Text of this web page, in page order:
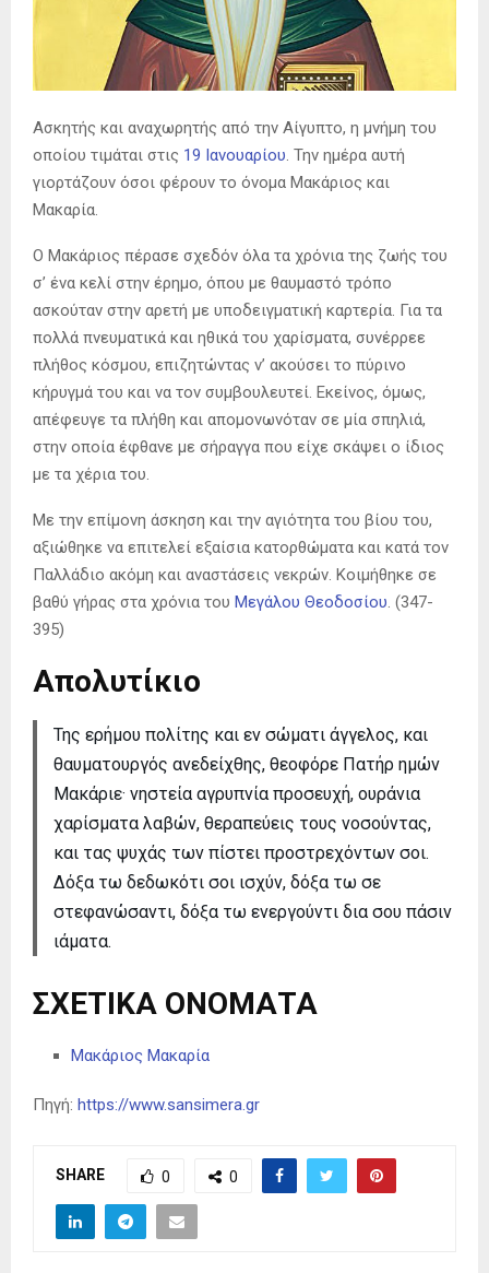
Ασκητής και αναχωρητής από την Αίγυπτο, η μνήμη του
οποίου τιμάται στις 19 Ιανουαρίου. Την ημέρα αυτή
γιορτάζουν όσοι φέρουν το όνομα Μακάριος και
Μακαρία.
Ο Μακάριος πέρασε σχεδόν όλα τα χρόνια της ζωής του
σ’ ένα κελί στην έρημο, όπου με θαυμαστό τρόπο
ασκούταν στην αρετή με υποδειγματική καρτερία. Για τα
πολλά πνευματικά και ηθικά του χαρίσματα, συνέρρεε
πλήθος κόσμου, επιζητώντας ν’ ακούσει το πύρινο
κήρυγμά του και να τον συμβουλευτεί. Εκείνος, όμως,
απέφευγε τα πλήθη και απομονωνόταν σε μία σπηλιά,
στην οποία έφθανε με σήραγγα που είχε σκάψει ο ίδιος
με τα χέρια του.
Με την επίμονη άσκηση και την αγιότητα του βίου του,
αξιώθηκε να επιτελεί εξαίσια κατορθώματα και κατά τον
Παλλάδιο ακόμη και αναστάσεις νεκρών. Κοιμήθηκε σε
βαθύ γήρας στα χρόνια του Μεγάλου Θεοδοσίου. (347-
395)
Απολυτίκιο
Της ερήμου πολίτης και εν σώματι άγγελος, και
θαυματουργός ανεδείχθης, θεοφόρε Πατήρ ημών
Μακάριε· νηστεία αγρυπνία προσευχή, ουράνια
χαρίσματα λαβών, θεραπεύεις τους νοσούντας,
και τας ψυχάς των πίστει προστρεχόντων σοι.
Δόξα τω δεδωκότι σοι ισχύν, δόξα τω σε
στεφανώσαντι, δόξα τω ενεργούντι δια σου πάσιν
ιάματα.
ΣΧΕΤΙΚΑ ΟΝΟΜΑΤΑ
Μακάριος Μακαρία
Πηγή: https://www.sansimera.gr
SHARE 0 0